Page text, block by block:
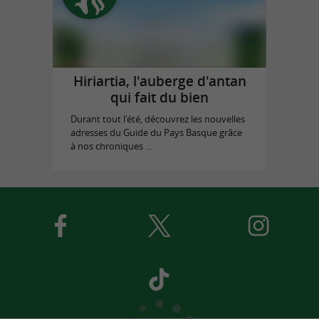
Hiriartia, l'auberge d'antan
qui fait du bien
Durant tout l'été, découvrez les nouvelles
adresses du Guide du Pays Basque grâce
à nos chroniques ...